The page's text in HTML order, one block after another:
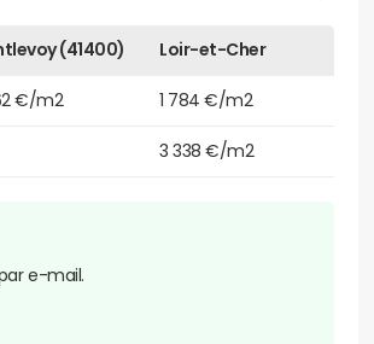
(41400) Loir-et-Cher
€/m2 1 784 €/m2
3 338 €/m2
e-mail.